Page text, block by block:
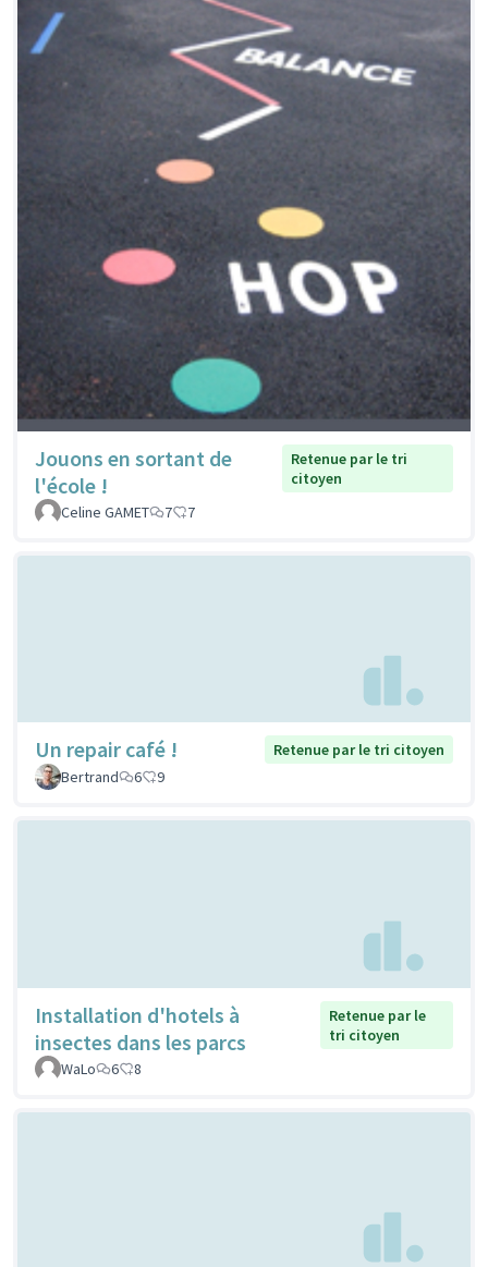
Jouons en sortant de
l'école !
Retenue par le tri
citoyen
Celine GAMET
7 7
Un repair café !
Retenue par le tri citoyen
Bertrand
6 9
Installation d'hotels à
insectes dans les parcs
Retenue par le
tri citoyen
WaLo
6 8